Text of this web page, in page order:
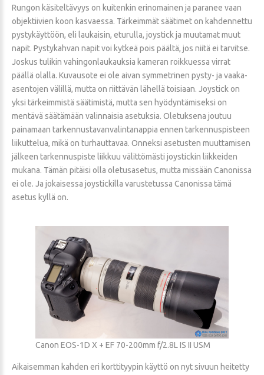
Rungon käsiteltävyys on kuitenkin erinomainen ja paranee vaan
objektiivien koon kasvaessa. Tärkeimmät säätimet on kahdennettu
pystykäyttöön, eli laukaisin, eturulla, joystick ja muutamat muut
napit. Pystykahvan napit voi kytkeä pois päältä, jos niitä ei tarvitse.
Joskus tulikin vahingonlaukauksia kameran roikkuessa virrat
päällä olalla. Kuvausote ei ole aivan symmetrinen pysty- ja vaaka-
asentojen välillä, mutta on riittävän lähellä toisiaan. Joystick on
yksi tärkeimmistä säätimistä, mutta sen hyödyntämiseksi on
mentävä säätämään valinnaisia asetuksia. Oletuksena joutuu
painamaan tarkennustavanvalintanappia ennen tarkennuspisteen
liikuttelua, mikä on turhauttavaa. Onneksi asetusten muuttamisen
jälkeen tarkennuspiste liikkuu välittömästi joystickin liikkeiden
mukana. Tämän pitäisi olla oletusasetus, mutta missään Canonissa
ei ole. Ja jokaisessa joystickilla varustetussa Canonissa tämä
asetus kyllä on.
Canon EOS-1D X + EF 70-200mm f/2.8L IS II USM
Aikaisemman kahden eri korttityypin käyttö on nyt sivuun heitetty